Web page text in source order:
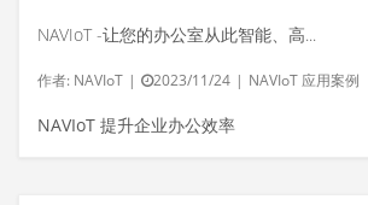
NAVIoT -让您的办公室从此智能、高效
作者: NAVIoT | 2023/11/24 | NAVIoT 应用案例
NAVIoT 提升企业办公效率